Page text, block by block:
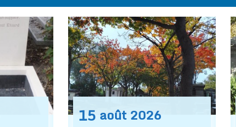
15 août 2026